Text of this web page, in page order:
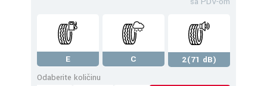
E C
2(71 dB)
Odaberite količinu